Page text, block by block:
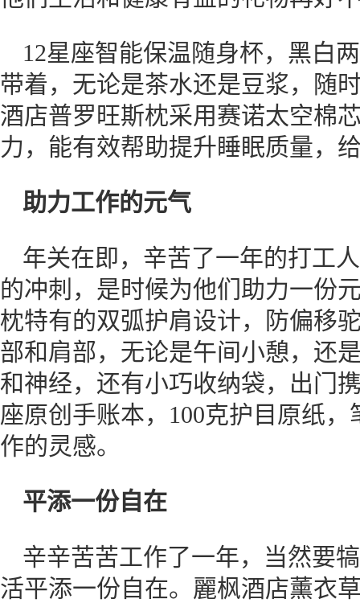
12星座智能保温随身杯，黑白
带着，无论是茶水还是豆浆，随
酒店普罗旺斯枕采用赛诺太空棉
力，能有效帮助提升睡眠质量，
助力工作的元气
年关在即，辛苦了一年的打工
的冲刺，是时候为他们助力一份
枕特有的双弧护肩设计，防偏移
部和肩部，无论是午间小憩，还
和神经，还有小巧收纳袋，出门
座原创手账本，100克护目原纸
作的灵感。
平添一份自在
辛辛苦苦工作了一年，当然要
活平添一份自在。麗枫酒店薰衣